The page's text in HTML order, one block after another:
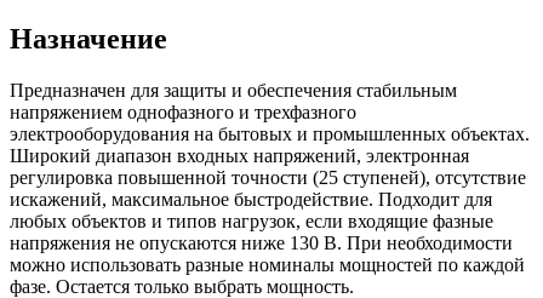
Назначение
Предназначен для защиты и обеспечения стабильным
напряжением однофазного и трехфазного
электрооборудования на бытовых и промышленных объектах.
Широкий диапазон входных напряжений, электронная
регулировка повышенной точности (25 ступеней), отсутствие
искажений, максимальное быстродействие. Подходит для
любых объектов и типов нагрузок, если входящие фазные
напряжения не опускаются ниже 130 В. При необходимости
можно использовать разные номиналы мощностей по каждой
фазе. Остается только выбрать мощность.